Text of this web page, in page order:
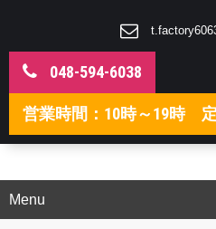
048-594-6038
営業時間：10時～19時
Menu